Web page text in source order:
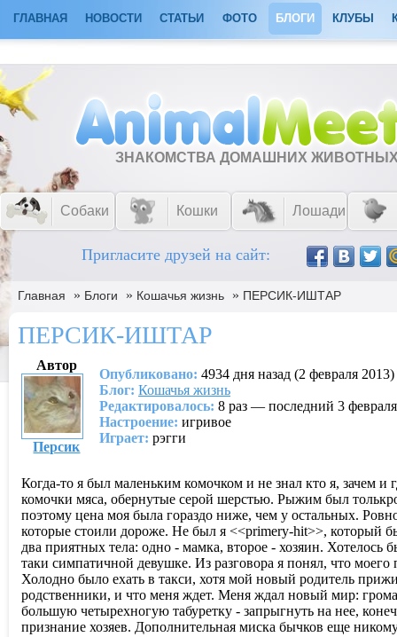
ГЛАВНАЯ НОВОСТИ СТАТЬИ ФОТО БЛОГИ КЛУБЫ
ЗНАКОМСТВА ДОМАШНИХ
Собаки Кошки Лошади
Пригласите друзей на сайт:
Главная » Блоги » Кошачья жизнь » ПЕРСИК-ИШТАР
ПЕРСИК-ИШТАР
Автор
Персик
Опубликовано: 4934 дня назад (2 февраля 2013)
Блог: Кошачья жизнь
Редактировалось: 8 раз — последний 3
Настроение: игривое
Играет: рэгги
Когда-то я был маленьким комочком и не знал кто я, зачем
комочки мяса, обернутые серой шерстью. Рыжим был
поэтому цена моя была гораздо ниже, чем у остальных.
которые стоили дороже. Не был я <<primery-hit>>, который
два приятных тела: одно - мамка, второе - хозяин.
таки симпатичной девушке. Из разговора я понял, что
Холодно было ехать в такси, хотя мой новый родитель
родственники, и что меня ждет. Меня ждал новый мир:
большую четырехногую табуретку - запрыгнуть на нее,
признание хозяев. Дополнительная миска бычков еще